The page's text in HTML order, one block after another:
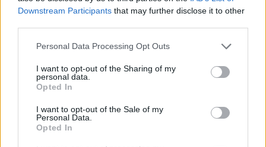
Downstream Participants that may further disclose it to other
Please note that this website/app uses one or more Google
not limited to your visit or usage behaviour. You may click to
grant or deny consent to Google and its third-party tags to
use your data for below specified purposes in below Google
consent section.
Personal Data Processing Opt Outs
I want to opt-out of the Sharing of my
personal data.
Opted In
I want to opt-out of the Sale of my
Personal Data.
Opted In
ÉLETMÓD
Ez a tudományos magyarázata, hogy
bizonyos embereknek egyáltalán